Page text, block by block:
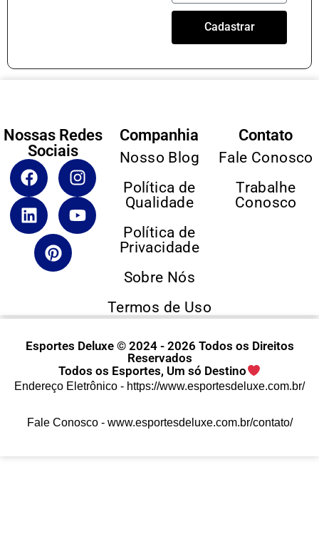
Cadastrar
Nossas Redes
Sociais
Companhia
Nosso Blog
Política de
Qualidade
Política de
Privacidade
Sobre Nós
Termos de Uso
Contato
Fale Conosco
Trabalhe
Conosco
Esportes Deluxe © 2024 - 2026 Todos os Direitos
Reservados
Todos os Esportes, Um só Destino
Endereço Eletrônico - https://www.esportesdeluxe.com.br/
Fale Conosco - www.esportesdeluxe.com.br/contato/